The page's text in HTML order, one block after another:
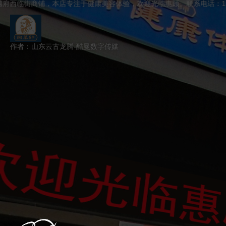
跳过
退出VR模式
VR参数设置
铺，本店专注于健康美容体验，欢迎光临惠顾。联系电话：
作者：山东云古龙腾-酷曼数字传媒